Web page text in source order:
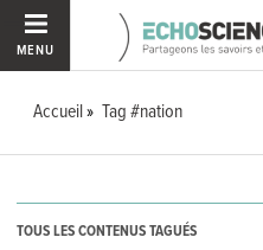
MENU
Accueil Tag #nation
TOUS LES CONTENUS TAGUÉS